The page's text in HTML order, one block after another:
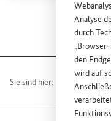
Analyse
durch
„Browser-
den
wird auf
Sie sind hier: Home